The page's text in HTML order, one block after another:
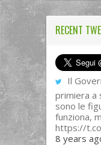
RECENT
Il
primiera a
sono le
funziona,
https://
8 years